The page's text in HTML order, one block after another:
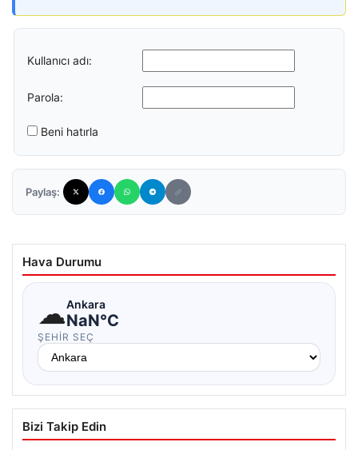
Kullanıcı adı:
Parola:
Beni hatırla
Paylaş:
Hava Durumu
☁Ankara
NaN°C
ŞEHIR SEÇ
Bizi Takip Edin